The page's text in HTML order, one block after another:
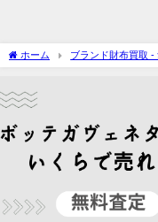
ホーム ブランド財布買取 -
取・ボッテガヴェネタ買取（